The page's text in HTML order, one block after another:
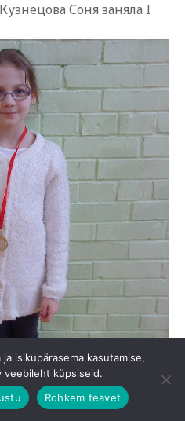
Соня заняла I
isikupärasema kasutamise,
veebileht küpsiseid.
Rohkem teavet